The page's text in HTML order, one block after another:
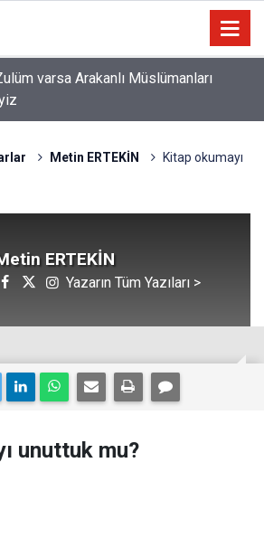
varsa Arakanlı Müslümanları
Metin ERTEKİN
Kitap okumayı
ERTEKİN
Yazarın Tüm Yazıları >
unuttuk mu?